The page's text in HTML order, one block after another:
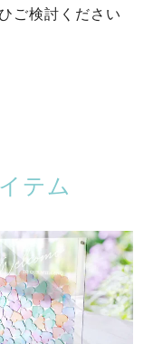
ご検討ください
テム